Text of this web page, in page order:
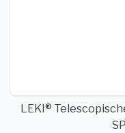
LEKI®